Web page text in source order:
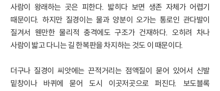
사람이 왕래하는 곳은 피한다. 밟히다 보면 생존 자체가 어렵기
때문이다. 하지만 질경이는 물과 양분이 오가는 통로인 관다발이
질겨서 웬만한 물리적 충격에도 구조가 건재하다. 오히려 차나
사람이 밟고 다니는 길 한복판을 차지하는 것도 이 때문이다.
더구나 질경이 씨앗에는 끈적거리는 점액질이 묻어 있어서 신발
밑창이나 바퀴에 묻어 도시 이곳저곳으로 퍼진다. 보도블록